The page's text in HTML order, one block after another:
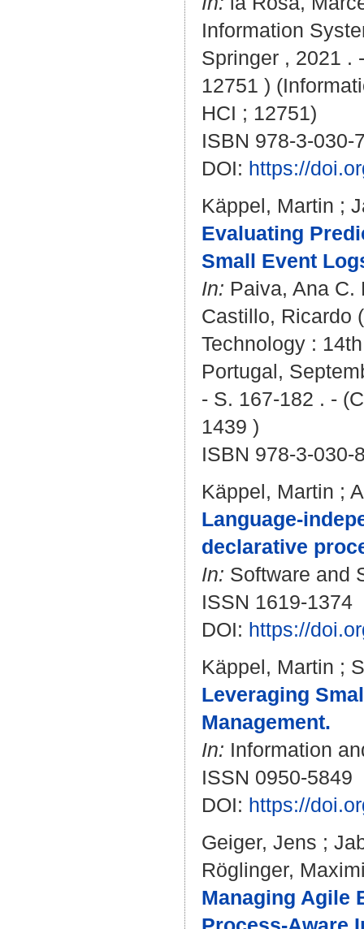
Information
Springer , 2021 .
12751 )
HCI ; 12751)
ISBN 978-3-030-
DOI: https://
Käppel, Martin ;
Evaluating
Small Event
In: Paiva, Ana C.
Castillo, Ricardo
Technology :
Portugal,
- S. 167-182 . -
1439 )
ISBN 978-3-030-
Käppel, Martin ;
Language-
declarative
In: Software and
ISSN 1619-1374
DOI: https://
Käppel, Martin ;
Leveraging
Management.
In: Information
ISSN 0950-5849
DOI: https://
Geiger, Jens ;
Röglinger,
Managing Agile